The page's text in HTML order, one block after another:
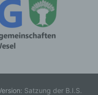
Satzung der B.I.S.
das
Verarbeitung
ist die